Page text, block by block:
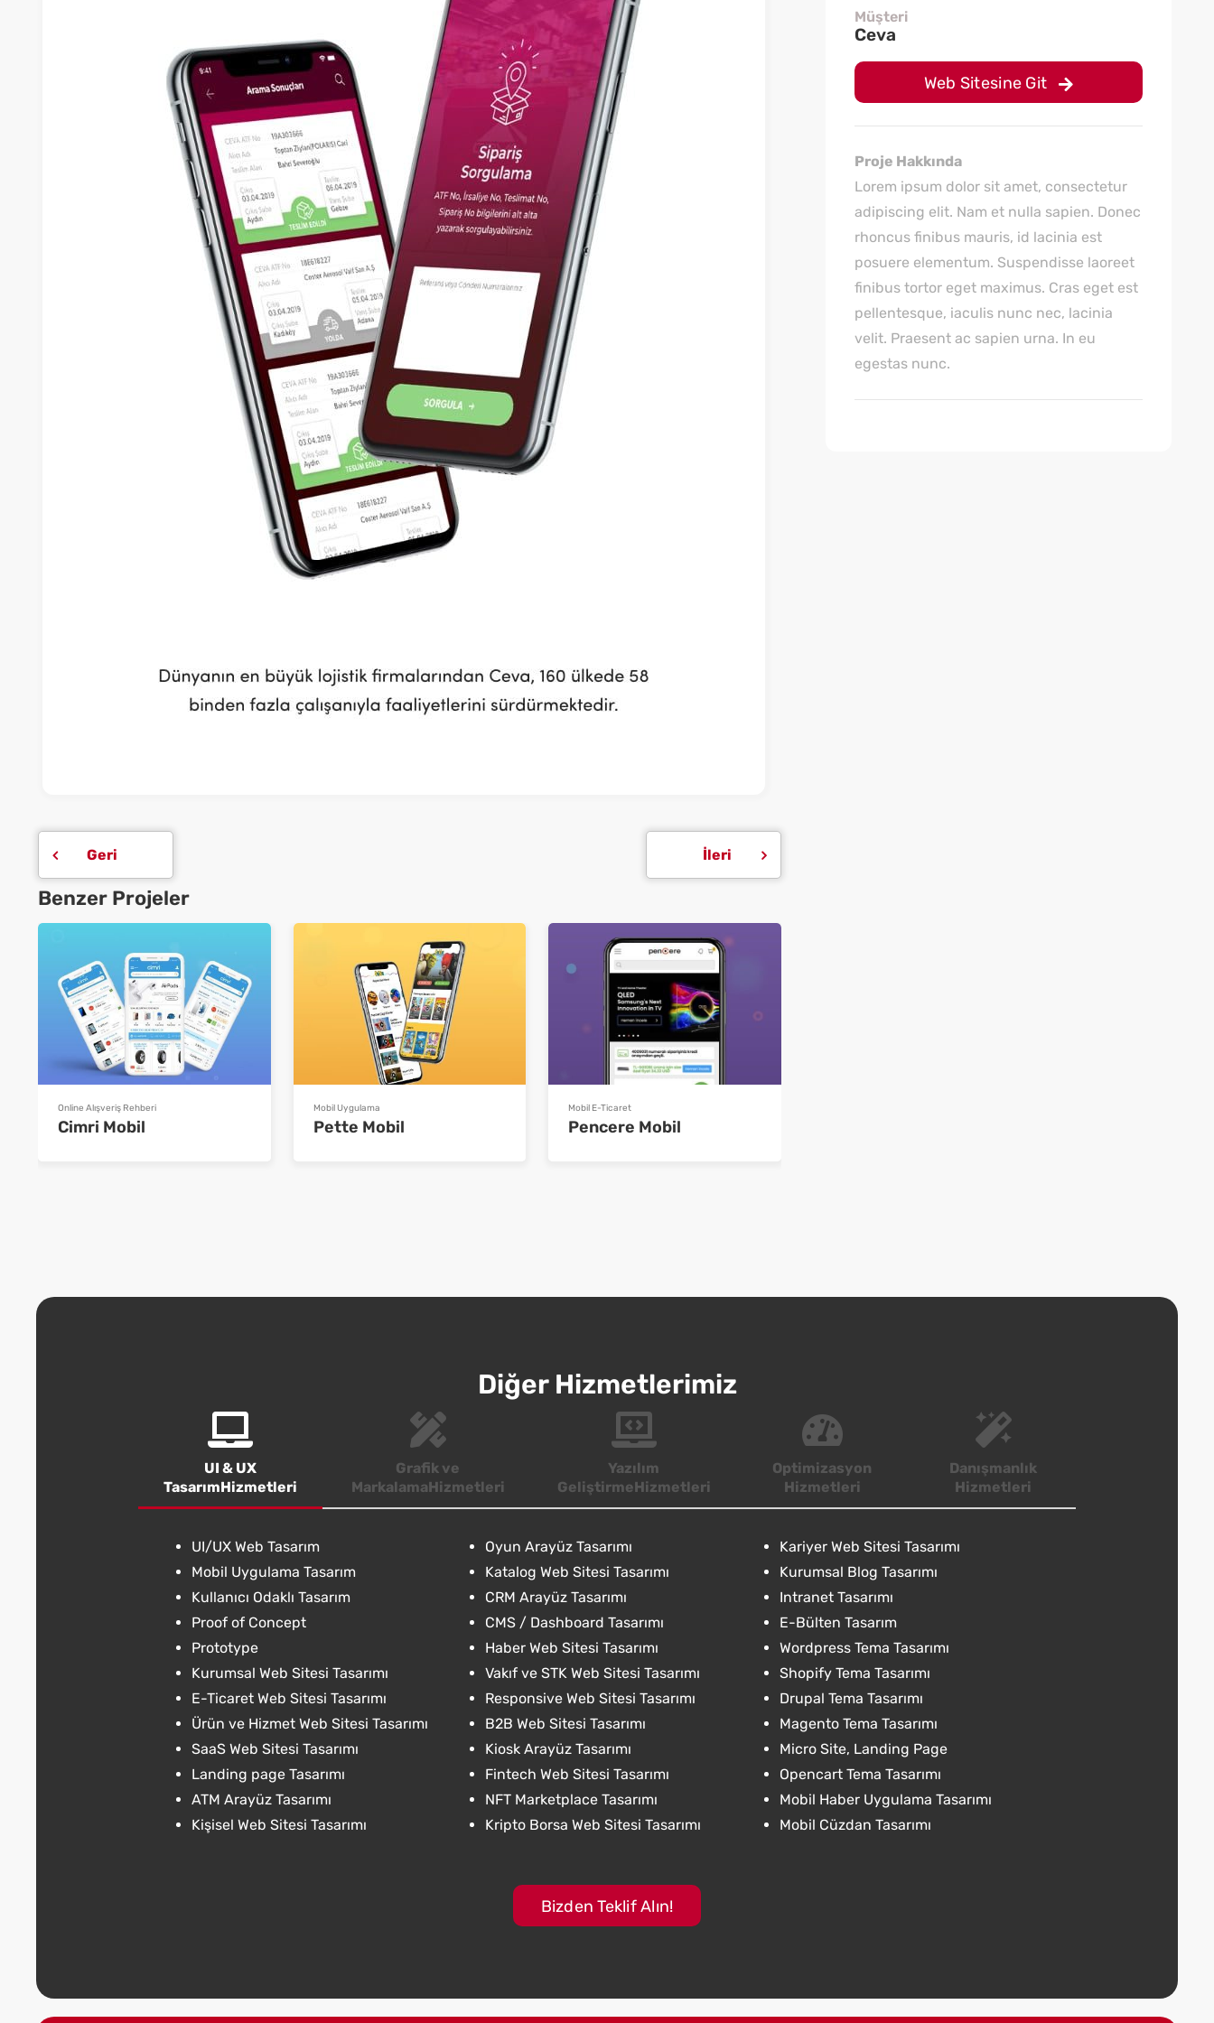
Müşteri
Ceva
Web Sitesine Git
Proje Hakkında
Lorem ipsum dolor sit amet, consectetur
adipiscing elit. Nam et nulla sapien. Donec
rhoncus finibus mauris, id lacinia est
posuere elementum. Suspendisse laoreet
finibus tortor eget maximus. Cras eget est
pellentesque, iaculis nunc nec, lacinia
velit. Praesent ac sapien urna. In eu
egestas nunc.
Geri İleri
Benzer Projeler
Online Alışveriş Rehberi
Cimri Mobil
Mobil Uygulama
Pette Mobil
Mobil E-Ticaret
Pencere Mobil
Diğer Hizmetlerimiz
UI & UX
TasarımHizmetleri
Grafik ve
MarkalamaHizmetleri
Yazılım
GeliştirmeHizmetleri
Optimizasyon
Hizmetleri
Danışmanlık
Hizmetleri
UI/UX Web Tasarım
Mobil Uygulama Tasarım
Kullanıcı Odaklı Tasarım
Proof of Concept
Prototype
Kurumsal Web Sitesi Tasarımı
E-Ticaret Web Sitesi Tasarımı
Ürün ve Hizmet Web Sitesi Tasarımı
SaaS Web Sitesi Tasarımı
Landing page Tasarımı
ATM Arayüz Tasarımı
Kişisel Web Sitesi Tasarımı
Oyun Arayüz Tasarımı
Katalog Web Sitesi Tasarımı
CRM Arayüz Tasarımı
CMS / Dashboard Tasarımı
Haber Web Sitesi Tasarımı
Vakıf ve STK Web Sitesi Tasarımı
Responsive Web Sitesi Tasarımı
B2B Web Sitesi Tasarımı
Kiosk Arayüz Tasarımı
Fintech Web Sitesi Tasarımı
NFT Marketplace Tasarımı
Kripto Borsa Web Sitesi Tasarımı
Kariyer Web Sitesi Tasarımı
Kurumsal Blog Tasarımı
Intranet Tasarımı
E-Bülten Tasarım
Wordpress Tema Tasarımı
Shopify Tema Tasarımı
Drupal Tema Tasarımı
Magento Tema Tasarımı
Micro Site, Landing Page
Opencart Tema Tasarımı
Mobil Haber Uygulama Tasarımı
Mobil Cüzdan Tasarımı
Bizden Teklif Alın!